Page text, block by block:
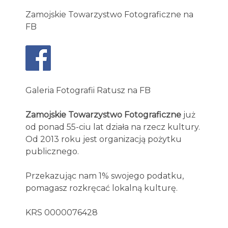
Zamojskie Towarzystwo Fotograficzne na
FB
Galeria Fotografii Ratusz na FB
Zamojskie Towarzystwo Fotograficzne już
od ponad 55-ciu lat działa na rzecz kultury.
Od 2013 roku jest organizacją pożytku
publicznego.
Przekazując nam 1% swojego podatku,
pomagasz rozkręcać lokalną kulturę.
KRS 0000076428